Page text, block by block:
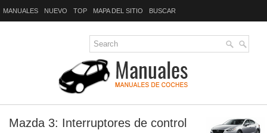
MANUALES NUEVO TOP MAPA DEL SITIO BUSCAR
Mazda 3: Interruptores de control